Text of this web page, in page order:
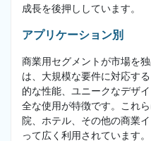
成長を後押ししています。
アプリケーション別
商業用セグメントが市場を
は、大規模な要件に対応す
的な性能、ユニークなデザ
全な使用が特徴です。これ
院、ホテル、その他の商業
って広く利用されています。